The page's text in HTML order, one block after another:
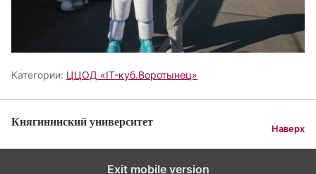
Категории: ЦЦОД «IT-куб.Воротынец»
Княгининский университет Наверх
Exit mobile version